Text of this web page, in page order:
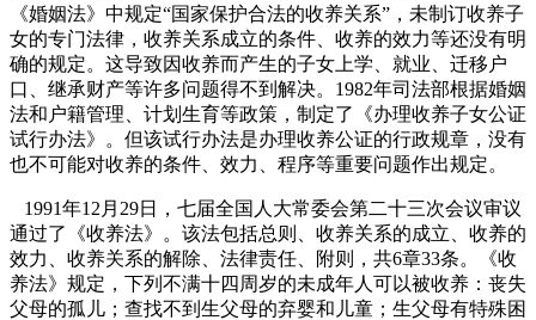
《婚姻法》中规定“国家保护合法的收养关系”，未制订收养子
女的专门法律，收养关系成立的条件、收养的效力等还没有明
确的规定。这导致因收养而产生的子女上学、就业、迁移户
口、继承财产等许多问题得不到解决。 1982年司法部根据婚姻
法和户籍管理、计划生育等政策，制定了《办理收养子女公证
试行办法》。但该试行办法是办理收养公证的行政规章，没有
也不可能对收养的条件、效力、程序等重要问题作出规定。
1991年12 月 29日
，七届全国人大常委会第二十三次会议审议
通过了《收养法》。该法包括总则、收养关系的成立、收养的
效力、收养关系的解除、法律责任、附则，共6章33条。《收
养法》规定，下列不满十四周岁的未成年人可以被收养：丧失
父母的孤儿；查找不到生父母的弃婴和儿童；生父母有特殊困